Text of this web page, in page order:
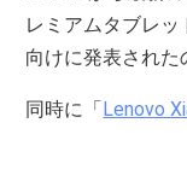
レミアムタブレッ
向けに発表された
同時に「 Lenovo